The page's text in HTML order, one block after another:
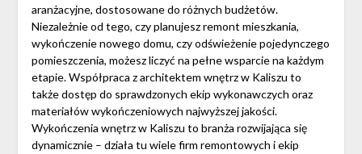
aranżacyjne, dostosowane do różnych budżetów.
Niezależnie od tego, czy planujesz remont mieszkania,
wykończenie nowego domu, czy odświeżenie pojedynczego
pomieszczenia, możesz liczyć na pełne wsparcie na każdym
etapie. Współpraca z architektem wnętrz w Kaliszu to
także dostęp do sprawdzonych ekip wykonawczych oraz
materiałów wykończeniowych najwyższej jakości.
Wykończenia wnętrz w Kaliszu to branża rozwijająca się
dynamicznie – działa tu wiele firm remontowych i ekip